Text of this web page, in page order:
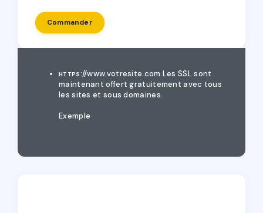
Commander
HTTPS ://www.votresite.com Les SSL sont
maintenant offert gratuitement avec tous
les sites et sous domaines.
Exemple